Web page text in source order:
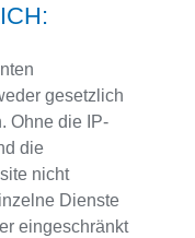
gesetzlich
Ohne die IP-
die
nicht
Dienste
eingeschränkt